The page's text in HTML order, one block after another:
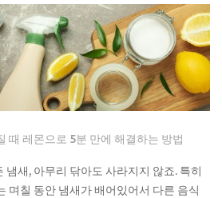
요. 아끼지 말고 흠뻑 적셔주는 게 포인트
리면 식초가 곰팡이를 분해하기 시작해
살 문질러주세요. 힘들게 박박 문지를 필
이를 약하게 만들어놨으니까 가볍게 문
by a combination of geopolitical
obsession that has transformed
a high liquidity asset with
Normalization Of Authorized
scarcity that defined the first
product lifecycle is finally
and Adorama have transitioned
to predictable replenishment
appearing every few weeks and
때 레몬으로 5분 만에 해결하는 방법
냄새, 아무리 닦아도 사라지지 않죠. 특히
며칠 동안 냄새가 배어있어서 다른 음식